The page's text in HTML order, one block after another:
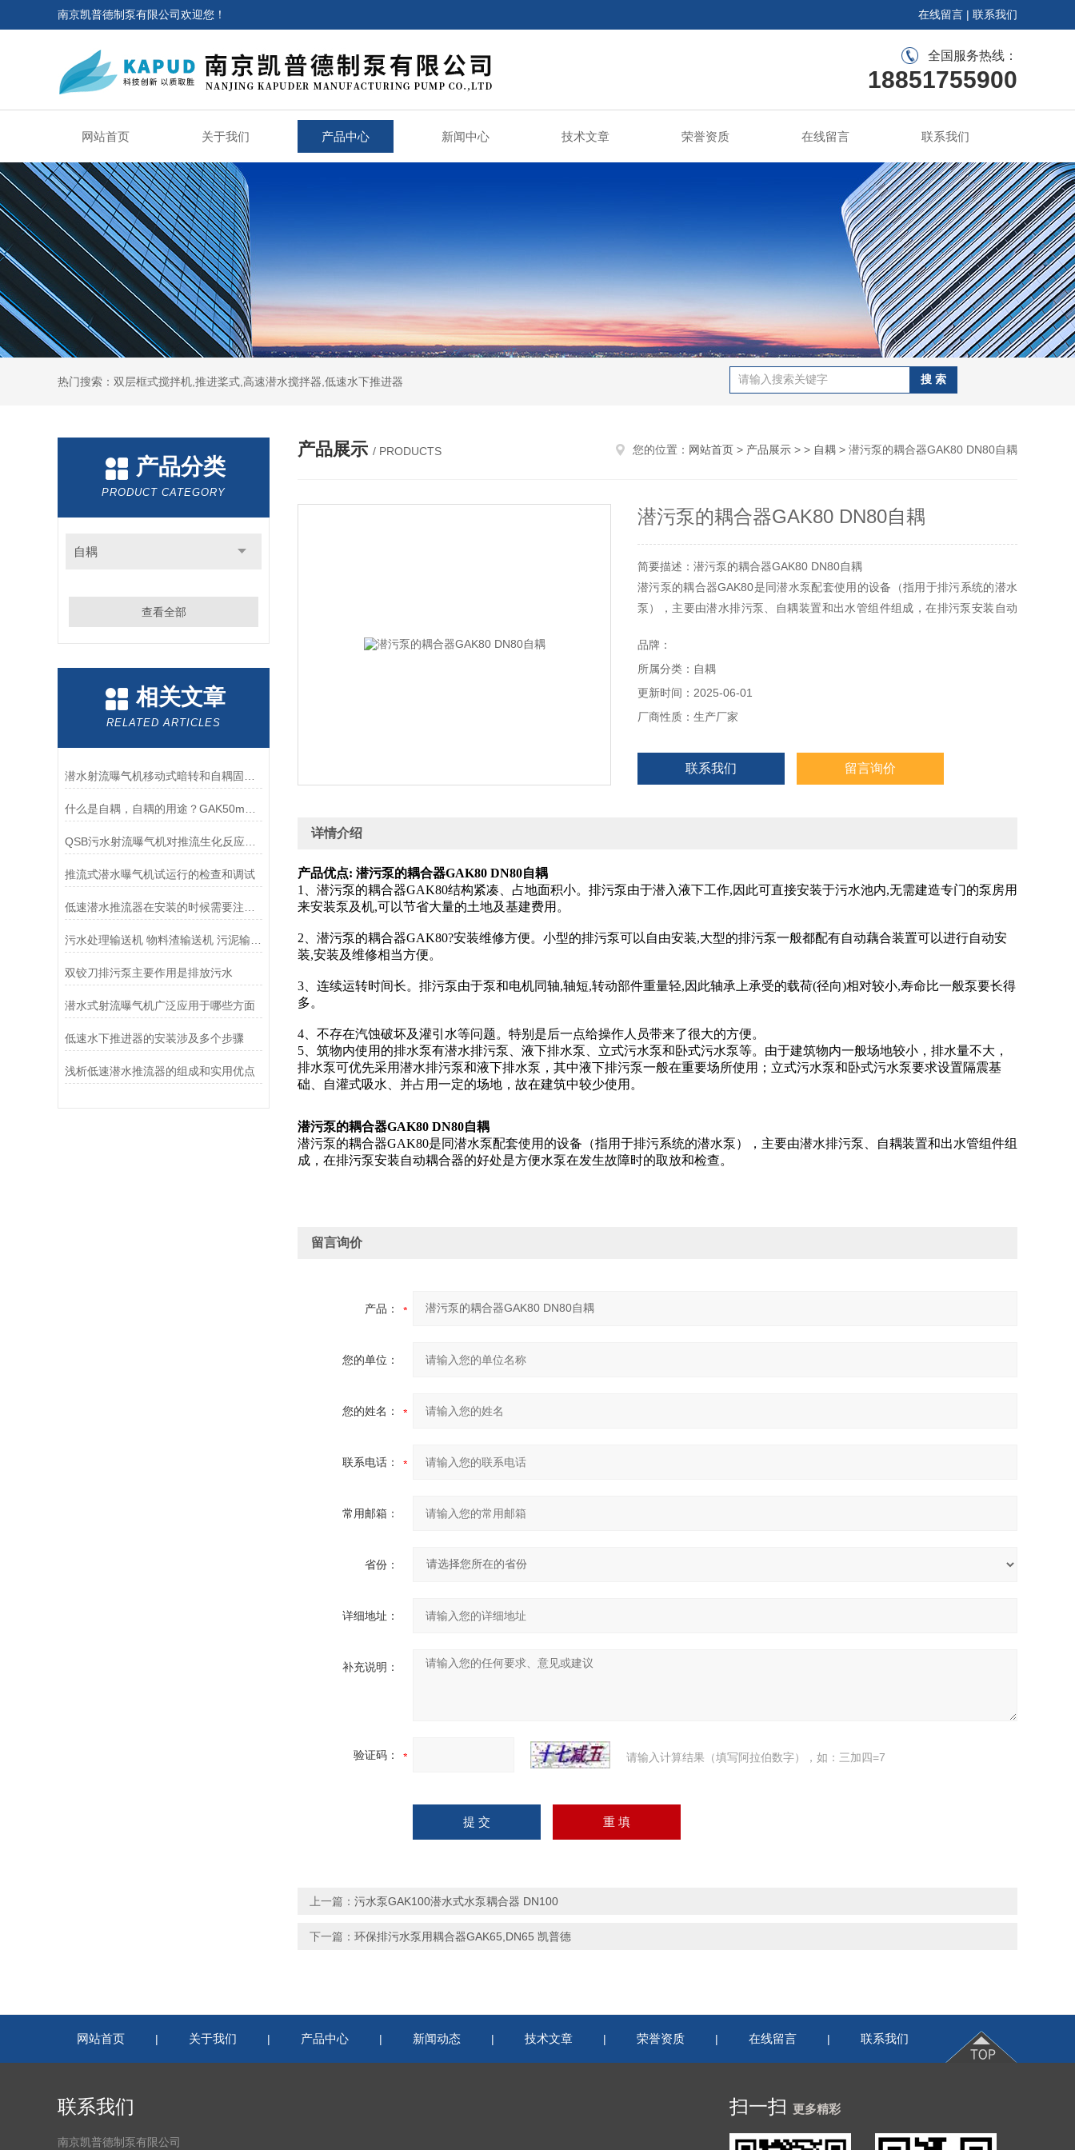
南京凯普德制泵有限公司欢迎您！ 在线留言 | 联系我们
全国服务热线：
18851755900
网站首页 关于我们 产品中心 新闻中心 技术文章 荣誉资质 在线留言 联系我们
热门搜索：双层框式搅拌机,推进桨式,高速潜水搅拌器,低速水下推进器
产品分类
PRODUCT CATEGORY
自耦
查看全部
相关文章
RELATED ARTICLES
推流式潜水曝气机试运行的检查和调试
双铰刀排污泵主要作用是排放污水
潜水式射流曝气机广泛应用于哪些方面
低速水下推进器的安装涉及多个步骤
浅析低速潜水推流器的组成和实用优点
产品展示 / PRODUCTS 您的位置： 网站首页 > 产品展示 > > 自耦 > 潜污泵的耦合器GAK80 DN80自耦
潜污泵的耦合器GAK80 DN80自耦
简要描述：潜污泵的耦合器GAK80 DN80自耦
潜污泵的耦合器GAK80是同潜水泵配套使用的设备（指用于排污系统的潜水
泵），主要由潜水排污泵、自耦装置和出水管组件组成，在排污泵安装自动
品牌：
所属分类：自耦
更新时间：2025-06-01
厂商性质：生产厂家
联系我们 留言询价
详情介绍
产品优点: 潜污泵的耦合器GAK80 DN80自耦
1、潜污泵的耦合器GAK80结构紧凑、占地面积小。排污泵由于潜入液下工作,因此可直接安装于污水池内,无需建造专门的泵房用
来安装泵及机,可以节省大量的土地及基建费用。
2、潜污泵的耦合器GAK80?安装维修方便。小型的排污泵可以自由安装,大型的排污泵一般都配有自动藕合装置可以进行自动安
装,安装及维修相当方便。
3、连续运转时间长。排污泵由于泵和电机同轴,轴短,转动部件重量轻,因此轴承上承受的载荷(径向)相对较小,寿命比一般泵要长得
多。
4、不存在汽蚀破坏及灌引水等问题。特别是后一点给操作人员带来了很大的方便。
5、筑物内使用的排水泵有潜水排污泵、液下排水泵、立式污水泵和卧式污水泵等。由于建筑物内一般场地较小，排水量不大，
排水泵可优先采用潜水排污泵和液下排水泵，其中液下排污泵一般在重要场所使用；立式污水泵和卧式污水泵要求设置隔震基
础、自灌式吸水、并占用一定的场地，故在建筑中较少使用。
潜污泵的耦合器GAK80 DN80自耦
潜污泵的耦合器GAK80是同潜水泵配套使用的设备（指用于排污系统的潜水泵），主要由潜水排污泵、自耦装置和出水管组件组
成，在排污泵安装自动耦合器的好处是方便水泵在发生故障时的取放和检查。
留言询价
产品：
您的单位：
您的姓名：
联系电话：
常用邮箱：
省份：
详细地址：
补充说明：
验证码： 请输入计算结果（填写阿拉伯数字），如：三加四=7
上一篇： 污水泵GAK100潜水式水泵耦合器 DN100
下一篇： 环保排污水泵用耦合器GAK65,DN65 凯普德
网站首页 | 关于我们 | 产品中心 | 新闻动态 | 技术文章 | 荣誉资质 | 在线留言 | 联系我们
联系我们
南京凯普德制泵有限公司
扫一扫 更多精彩